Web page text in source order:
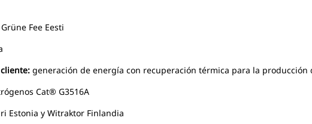
Fee Eesti
generación de energía con recuperación térmica para la
Cat® G3516A
Estonia y Witraktor Finlandia